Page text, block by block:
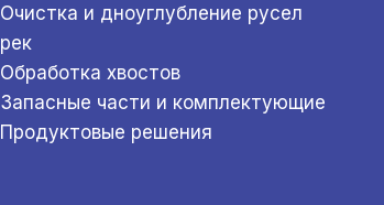
Очистка и дноуглубление русел
рек
Обработка хвостов
Запасные части и комплектующие
Продуктовые решения